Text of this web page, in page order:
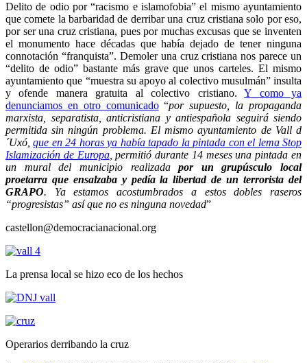
Delito de odio por “racismo e islamofobia” el mismo ayuntamiento
que comete la barbaridad de derribar una cruz cristiana solo por eso,
por ser una cruz cristiana, pues por muchas excusas que se inventen
el monumento hace décadas que había dejado de tener ninguna
connotación “franquista”. Demoler una cruz cristiana nos parece un
“delito de odio” bastante más grave que unos carteles. El mismo
ayuntamiento que “muestra su apoyo al colectivo musulmán” insulta
y ofende manera gratuita al colectivo cristiano.Y como ya
denunciamos en otro comunicado“por supuesto, la propaganda
marxista, separatista, anticristiana y antiespañola seguirá siendo
permitida sin ningún problema. El mismo ayuntamiento de Vall d
´Uxó,que en 24 horas ya había tapado la pintada con el lema Stop
Islamización de Europa, permitió durante 14 meses una pintada en
un mural del municipio realizadapor un grupúsculo local
proetarra que ensalzaba y pedía la libertad de un terrorista del
GRAPO. Ya estamos acostumbrados a estos dobles raseros
“progresistas” así que no es ninguna novedad”
castellon@democracianacional.org
La prensa local se hizo eco de los hechos
Operarios derribando la cruz